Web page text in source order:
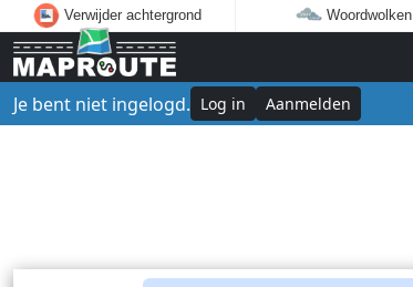
Verwijder achtergrond Woordwolken
Je bent niet ingelogd. Log in Aanmelden